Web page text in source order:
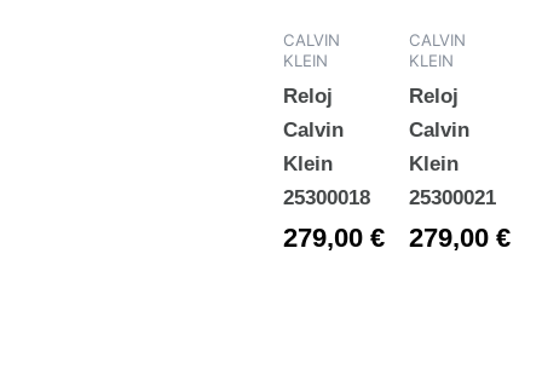
CALVIN
KLEIN
Reloj
Calvin
Klein
25300018
279,00 €
CALVIN
KLEIN
Reloj
Calvin
Klein
25300021
279,00 €